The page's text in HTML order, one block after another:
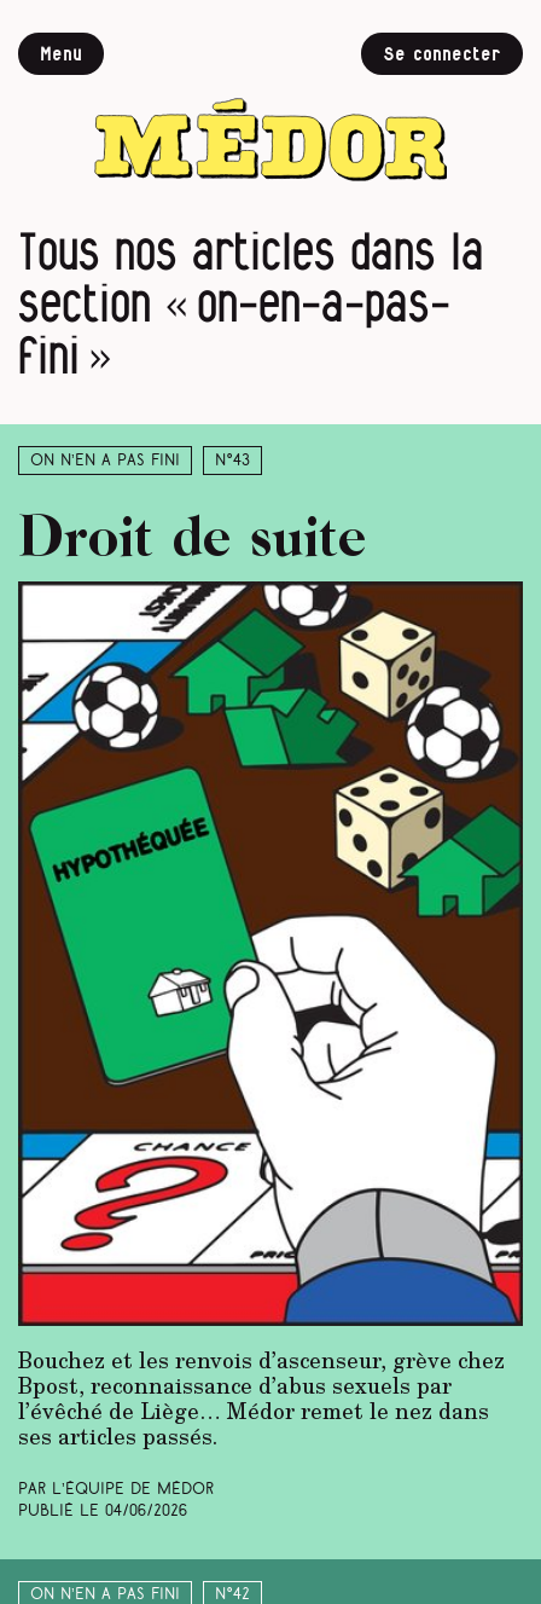
Menu Se connecter
Tous nos articles dans la
section « on-en-a-pas-
fini »
On n’en a pas fini N°43
Droit de suite
Bouchez et les renvois d’ascenseur, grève chez
Bpost, reconnaissance d’abus sexuels par
l’évêché de Liège… Médor remet le nez dans
ses articles passés.
Par L’équipe de Médor
Publié le 04/06/2026
On n’en a pas fini N°42